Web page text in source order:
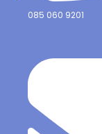
085 060 9201